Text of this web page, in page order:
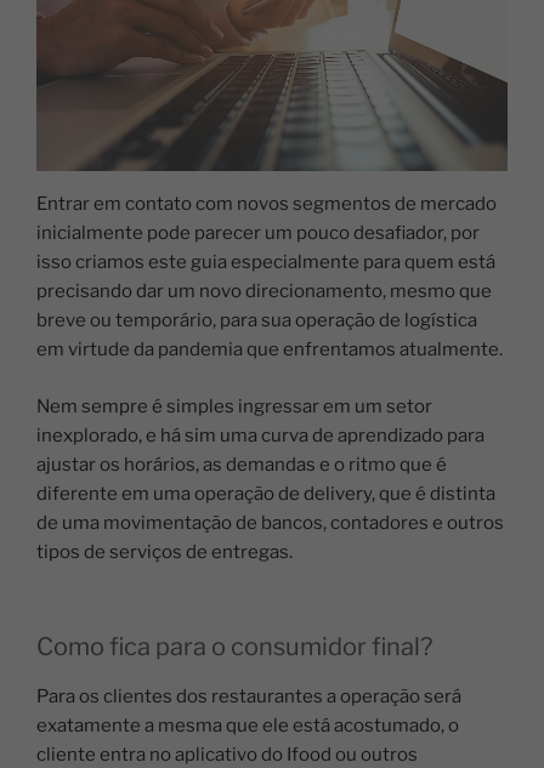
Entrar em contato com novos segmentos de mercado
inicialmente pode parecer um pouco desafiador, por
isso criamos este guia especialmente para quem está
precisando dar um novo direcionamento, mesmo que
breve ou temporário, para sua operação de logística
em virtude da pandemia que enfrentamos atualmente.
Nem sempre é simples ingressar em um setor
inexplorado, e há sim uma curva de aprendizado para
ajustar os horários, as demandas e o ritmo que é
diferente em uma operação de delivery, que é distinta
de uma movimentação de bancos, contadores e outros
tipos de serviços de entregas.
Como fica para o consumidor final?
Para os clientes dos restaurantes a operação será
exatamente a mesma que ele está acostumado, o
cliente entra no aplicativo do Ifood ou outros